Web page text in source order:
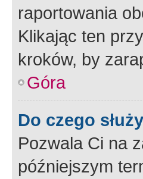
raportowania
Klikając ten
kroków, by
Góra
Do czego
Pozwala Ci na
późniejszym